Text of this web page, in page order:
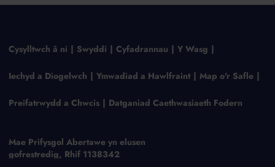
Cysylltwch â ni Swyddi Cyfadrannau Y Wasg
Iechyd a Diogelwch Ymwadiad a Hawlfraint Map o'r Safle
Preifatrwydd a Chwcis Datganiad Caethwasiaeth Fodern
Mae Prifysgol Abertawe yn elusen
gofrestredig, Rhif 1138342